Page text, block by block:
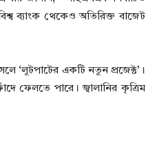
ব্যাংক থেকেও অতিরিক্ত বাজেট
‘লুটপাটের একটি নতুন প্রজেক্ট’।
ফেলতে পারে। জ্বালানির কৃত্রিম